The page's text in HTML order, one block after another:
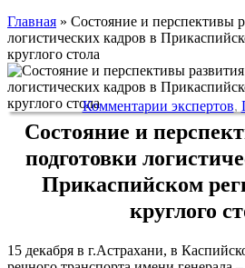
Главная » Состояние и перспективы
логистических кадров в
круглого стола
Комментарии экспертов,
Состояние и
подготовки
Прикаспийском
круглого
15 декабря в г.Астрахани, в